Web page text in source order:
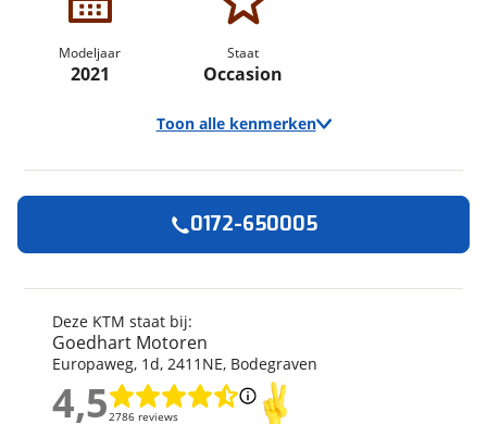
Modeljaar
2021
Staat
Occasion
Toon alle kenmerken
Merk
KTM
Model
Kenteken
Kilometerstand
31.641 km
Bouwjaar
7-2021
Deze KTM staat bij:
Goedhart Motoren
Europaweg, 1d, 2411NE, Bodegraven
4,52786 reviews
4,52786 reviews
0172-650005